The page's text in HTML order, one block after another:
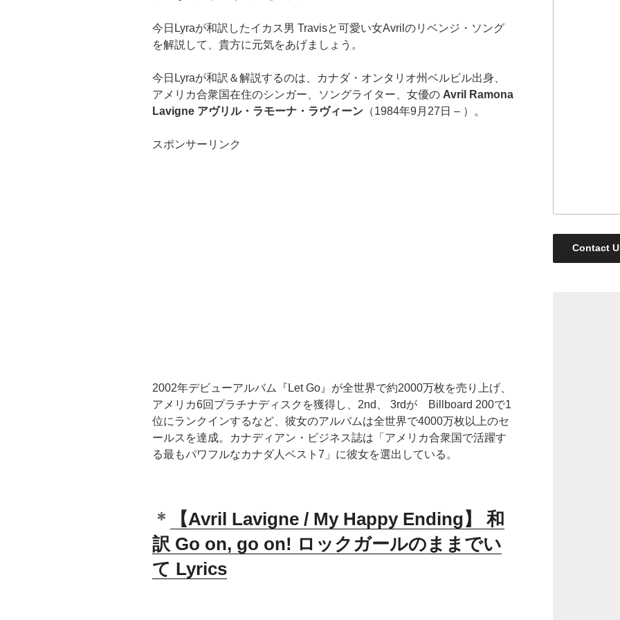
今日Lyraが和訳したイカス男 Travisと可愛い女Avrilのリベンジ・ソング
を解説して、貴方に元気をあげましょう。
今日Lyraが和訳＆解説するのは、カナダ・オンタリオ州ベルビル出身、
アメリカ合衆国在住のシンガー、ソングライター、女優の Avril Ramona
Lavigne アヴリル・ラモーナ・ラヴィーン （1984年9月27日 – ）。
スポンサーリンク
2002年デビューアルバム『Let Go』が全世界で約2000万枚を売り上げ、
アメリカ6回プラチナディスクを獲得し、2nd、 3rdが Billboard 200で1
位にランクインするなど、彼女のアルバムは全世界で4000万枚以上のセ
ールスを達成。カナディアン・ビジネス誌は「アメリカ合衆国で活躍す
る最もパワフルなカナダ人ベスト7」に彼女を選出している。
＊
【Avril Lavigne / My Happy Ending】 和
訳 Go on, go on! ロックガールのままでい
て Lyrics
Contact